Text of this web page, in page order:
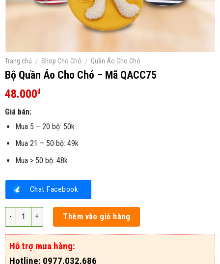
Trang chủ / Shop Cho Chó / Quần Áo Cho Chó
Bộ Quần Áo Cho Chó – Mã QACC75
48.000₫
Giá bán:
Mua 5 – 20 bộ: 50k
Mua 21 – 50 bộ: 49k
Mua > 50 bộ: 48k
Chat Facebook
Bộ Quần Áo Cho Chó – Mã QACC75 số lượng
Thêm vào giỏ hàng
Hỗ trợ mua hàng:
Hotline: 0977.032.686